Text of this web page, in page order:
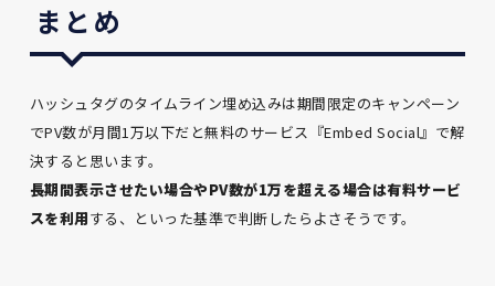
まとめ
ハッシュタグのタイムライン埋め込みは期間限定のキャンペーン
でPV数が月間1万以下だと無料のサービス『Embed Social』で解
決すると思います。
長期間表示させたい場合やPV数が1万を超える場合は有料サービ
スを利用する、といった基準で判断したらよさそうです。